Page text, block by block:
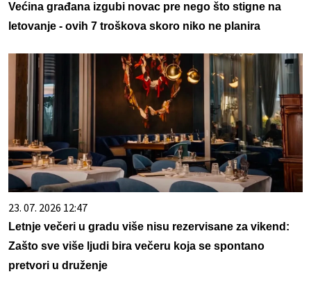
Većina građana izgubi novac pre nego što stigne na
letovanje - ovih 7 troškova skoro niko ne planira
23. 07. 2026 12:47
Letnje večeri u gradu više nisu rezervisane za vikend:
Zašto sve više ljudi bira večeru koja se spontano
pretvori u druženje